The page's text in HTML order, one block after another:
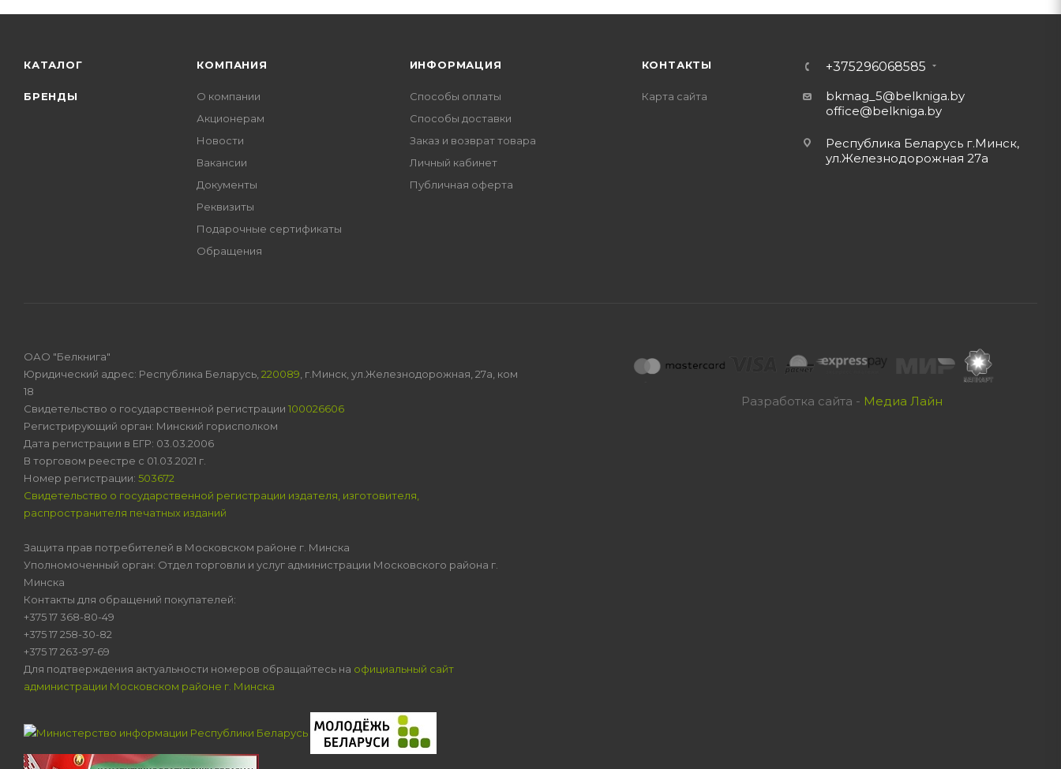
КАТАЛОГ
БРЕНДЫ
КОМПАНИЯ
О компании
Акционерам
Новости
Вакансии
Документы
Реквизиты
Подарочные сертификаты
Обращения
ИНФОРМАЦИЯ
Способы оплаты
Способы доставки
Заказ и возврат товара
Личный кабинет
Публичная оферта
КОНТАКТЫ
Карта сайта
+375296068585
bkmag_5@belkniga.by
office@belkniga.by
Республика Беларусь г.Минск,
ул.Железнодорожная 27а
Разработка сайта - Медиа Лайн
ОАО "Белкнига"
Юридический адрес: Республика Беларусь, 220089 , г.Минск, ул.Железнодорожная, 27а, ком
18
Свидетельство о государственной регистрации 100026606
Регистрирующий орган: Минский горисполком
Дата регистрации в ЕГР: 03.03.2006
В торговом реестре с 01.03.2021 г.
Номер регистрации: 503672
Свидетельство о государственной регистрации издателя, изготовителя,
распространителя печатных изданий
Защита прав потребителей в Московском районе г. Минска
Уполномоченный орган: Отдел торговли и услуг администрации Московского района г.
Минска
Контакты для обращений покупателей:
+375 17 368-80-49
+375 17 258-30-82
+375 17 263-97-69
Для подтверждения актуальности номеров обращайтесь на официальный сайт
администрации Московском районе г. Минска